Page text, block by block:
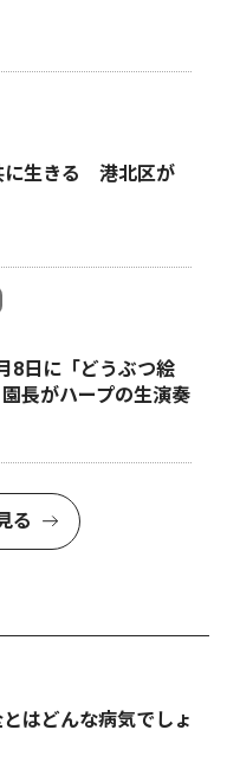
生きる 港北区が
日に「どうぶつ絵
長がハープの生演奏
る
はどんな病気でしょ